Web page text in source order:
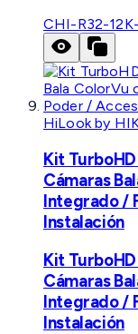
CHI-R32-
HiLook by
Kit
Cámaras
Integrado /
Instalación
Kit
Cámaras
Integrado /
Instalación